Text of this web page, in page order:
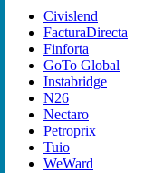
Civislend
FacturaDirecta
Finforta
GoTo Global
Instabridge
N26
Nectaro
Petroprix
Tuio
WeWard